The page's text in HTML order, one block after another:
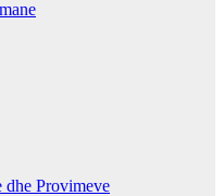
Provimeve